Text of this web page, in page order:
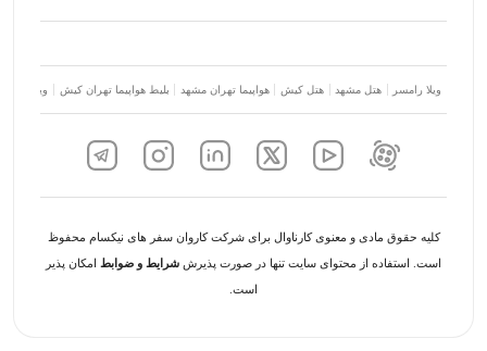
ویلا رامسر هتل مشهد هتل کیش هواپیما تهران مشهد بلیط هواپیما تهران کیش ویلا شمال
کلیه حقوق مادی و معنوی کارناوال برای شرکت کاروان سفر های نیکسام محفوظ
است. استفاده از محتوای سایت تنها در صورت پذیرش شرایط و ضوابط امکان پذیر
است.